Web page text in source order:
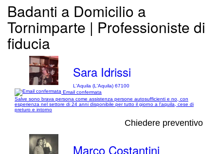
Badanti a Domicilio a
Tornimparte | Professioniste di
fiducia
Sara Idrissi
L'Aquila (L'Aquila) 67100
Email confermata
Salve sono brava persona come assistenza persone autosufficienti e no, con
esperienza nel settore di 24 anni disponibile per tutto il giorno a l'aquila, cese di
preturo e intorno
Chiedere preventivo
Marco Costantini